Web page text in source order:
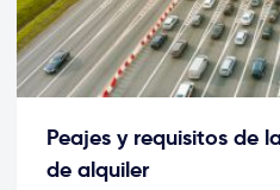
Peajes y requisitos de
de alquiler